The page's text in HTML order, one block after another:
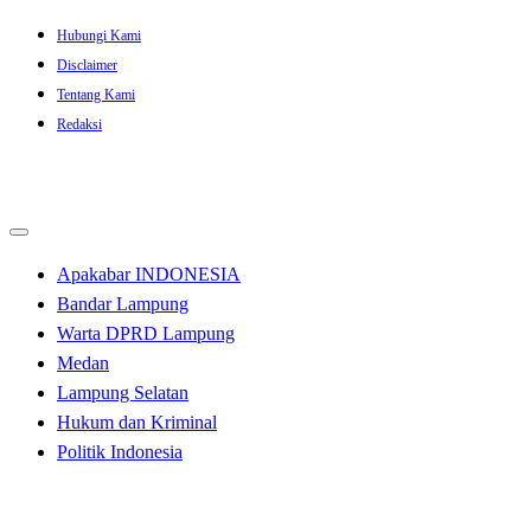
Skip
content
Hubungi Kami
Disclaimer
Tentang Kami
Redaksi
Apakabar INDONESIA
Bandar Lampung
Warta DPRD Lampung
Medan
Lampung Selatan
Hukum dan Kriminal
Politik Indonesia